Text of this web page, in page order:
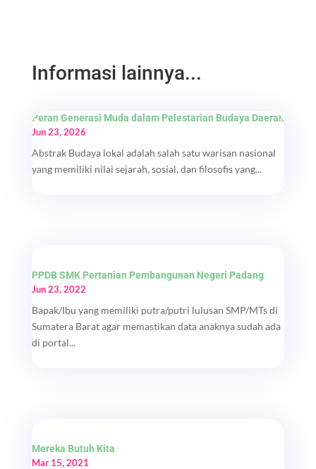
Informasi lainnya...
Peran Generasi Muda dalam Pelestarian Budaya Daerah
Jun 23, 2026
Abstrak Budaya lokal adalah salah satu warisan nasional
yang memiliki nilai sejarah, sosial, dan filosofis yang...
PPDB SMK Pertanian Pembangunan Negeri Padang
Jun 23, 2022
Bapak/Ibu yang memiliki putra/putri lulusan SMP/MTs di
Sumatera Barat agar memastikan data anaknya sudah ada
di portal...
Mereka Butuh Kita
Mar 15, 2021